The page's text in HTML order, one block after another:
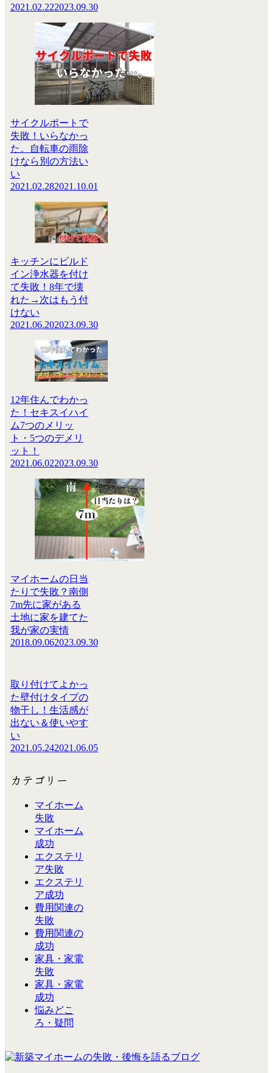
2021.02.222023.09.30
サイクルポートで
失敗！いらなかっ
た。自転車の雨除
けなら別の方法い
い
2021.02.282021.10.01
キッチンにビルド
イン浄水器を付け
て失敗！8年で壊
れた→次はもう付
けない
2021.06.202023.09.30
12年住んでわかっ
た！セキスイハイ
ム7つのメリッ
ト・5つのデメリ
ット！
2021.06.022023.09.30
マイホームの日当
たりで失敗？南側
7m先に家がある
土地に家を建てた
我が家の実情
2018.09.062023.09.30
取り付けてよかっ
た壁付けタイプの
物干し！生活感が
出ない＆使いやす
い
2021.05.242021.06.05
カテゴリー
マイホーム
失敗
マイホーム
成功
エクステリ
ア失敗
エクステリ
ア成功
費用関連の
失敗
費用関連の
成功
家具・家電
失敗
家具・家電
成功
悩みどこ
ろ・疑問